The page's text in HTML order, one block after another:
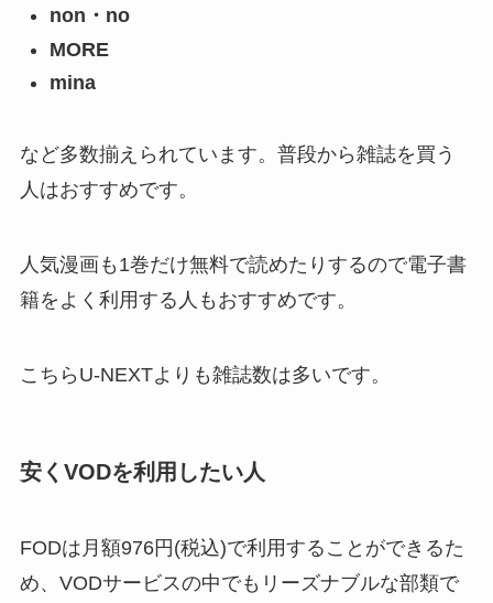
non・no
MORE
mina
など多数揃えられています。普段から雑誌を買う
人はおすすめです。
人気漫画も1巻だけ無料で読めたりするので電子書
籍をよく利用する人もおすすめです。
こちらU-NEXTよりも雑誌数は多いです。
安くVODを利用したい人
FODは月額976円(税込)で利用することができるた
め、VODサービスの中でもリーズナブルな部類で